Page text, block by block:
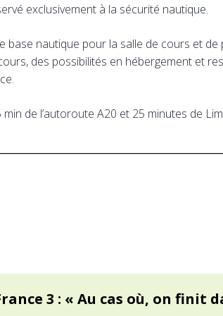
exclusivement à la sécurité nautique.
base nautique pour la salle de cours et de
des possibilités en hébergement et
min de l’autoroute A20 et 25 minutes de
3 : « Au cas où, on finit